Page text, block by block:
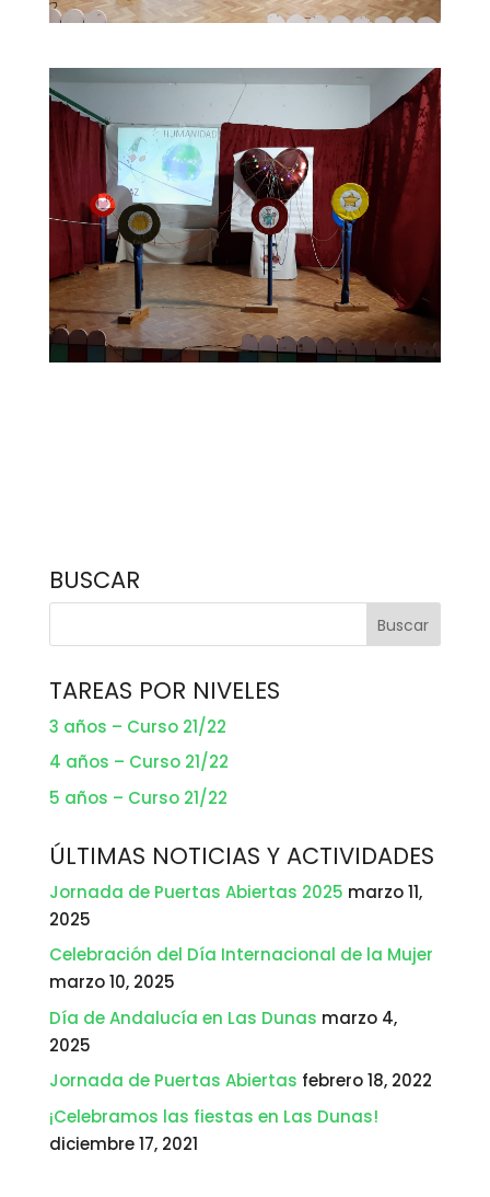
BUSCAR
TAREAS POR NIVELES
3 años – Curso 21/22
4 años – Curso 21/22
5 años – Curso 21/22
ÚLTIMAS NOTICIAS Y ACTIVIDADES
Jornada de Puertas Abiertas 2025 marzo 11,
2025
Celebración del Día Internacional de la Mujer
marzo 10, 2025
Día de Andalucía en Las Dunas marzo 4,
2025
Jornada de Puertas Abiertas febrero 18, 2022
¡Celebramos las fiestas en Las Dunas!
diciembre 17, 2021